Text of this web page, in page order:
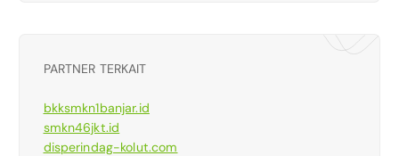
PARTNER TERKAIT
bkksmkn1banjar.id
smkn46jkt.id
disperindag-kolut.com